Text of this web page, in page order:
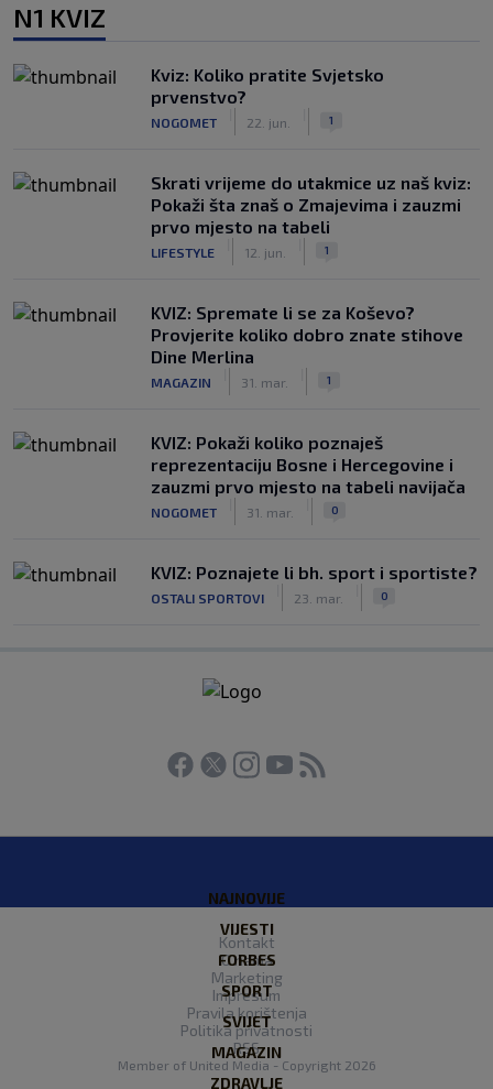
N1 KVIZ
Kviz: Koliko pratite Svjetsko
prvenstvo?
NOGOMET 22. jun. 1
Skrati vrijeme do utakmice uz naš kviz:
Pokaži šta znaš o Zmajevima i zauzmi
prvo mjesto na tabeli
LIFESTYLE 12. jun. 1
KVIZ: Spremate li se za Koševo?
Provjerite koliko dobro znate stihove
Dine Merlina
MAGAZIN 31. mar. 1
KVIZ: Pokaži koliko poznaješ
reprezentaciju Bosne i Hercegovine i
zauzmi prvo mjesto na tabeli navijača
NOGOMET 31. mar. 0
KVIZ: Poznajete li bh. sport i sportiste?
OSTALI SPORTOVI 23. mar. 0
NAJNOVIJE
VIJESTI
FORBES
SPORT
SVIJET
MAGAZIN
ZDRAVLJE
Kontakt
O nama
Marketing
Impresum
Pravila korištenja
Politika privatnosti
RSS
Member of United Media - Copyright 2026